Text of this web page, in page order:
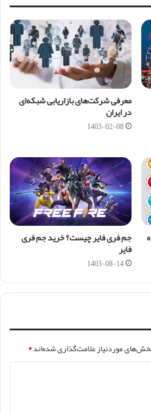
معرفی شرکت‌های بازاریابی شبکه‌ای
در ایران
1403-02-08
جم فری فایر چیست؟ خرید جم فری
فایر
1403-08-14
موردنیاز علامت‌گذاری شده‌اند*